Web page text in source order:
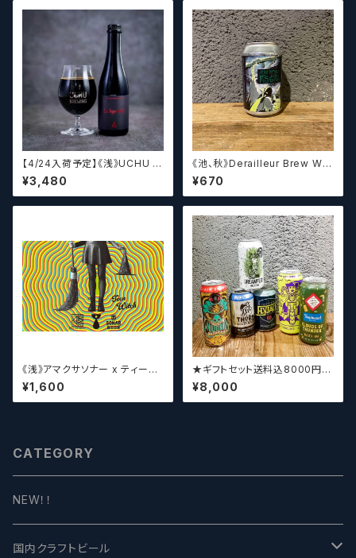
【4/24入荷予定】《浅》UCHU B
REWING LabyrinthN【クラフト
ビール】
¥3,480
《池、秋》Derailleur Brew Wor
ks ANONYMOUS BREWH
OLIC FOUNDATION ディ
レイラブリューワークス
¥670
《浅》アマクサソナー x ティーン
エイジ x ウィッチクラフト / Am
akusa sonar x Teenage Br
ewing ×WITCH CRAFT Tee
¥1,600
★ギフトセット送料込8000円★
（お好みに合わせて高価なビー
ルも含めて5～6本チョイスさせ
ていただきます）【クラフトビー
¥8,000
CATEGORY
NEW！！
国内クラフトビール